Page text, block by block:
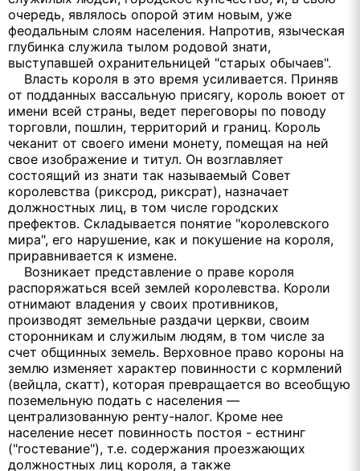
очередь, являлось опорой этим новым, уже
феодальным слоям населения. Напротив, языческая
глубинка служила тылом родовой знати,
выступавшей охранительницей "старых обычаев".
Власть короля в это время усиливается. Приняв
от подданных вассальную присягу, король воюет от
имени всей страны, ведет переговоры по поводу
торговли, пошлин, территорий и границ. Король
чеканит от своего имени монету, помещая на ней
свое изображение и титул. Он возглавляет
состоящий из знати так называемый Совет
королевства (риксрод, риксрат), назначает
должностных лиц, в том числе городских
префектов. Складывается понятие "королевского
мира", его нарушение, как и покушение на короля,
приравнивается к измене.
Возникает представление о праве короля
распоряжаться всей землей королевства. Короли
отнимают владения у своих противников,
производят земельные раздачи церкви, своим
сторонникам и служилым людям, в том числе за
счет общинных земель. Верховное право короны на
землю изменяет характер повинности с кормлений
(вейцла, скатт), которая превращается во всеобщую
поземельную подать с населения —
централизованную ренту-налог. Кроме нее
население несет повинность постоя - естнинг
("гостевание"), т.е. содержания проезжающих
должностных лиц короля, а также